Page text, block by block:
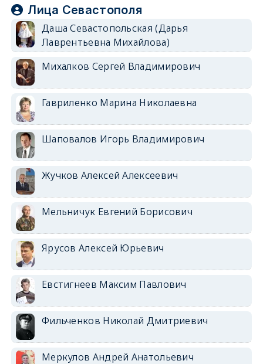
Лица Севастополя
Даша Севастопольская (Дарья
Лаврентьевна Михайлова)
Михалков Сергей Владимирович
Гавриленко Марина Николаевна
Шаповалов Игорь Владимирович
Жучков Алексей Алексеевич
Мельничук Евгений Борисович
Ярусов Алексей Юрьевич
Евстигнеев Максим Павлович
Фильченков Николай Дмитриевич
Меркулов Андрей Анатольевич